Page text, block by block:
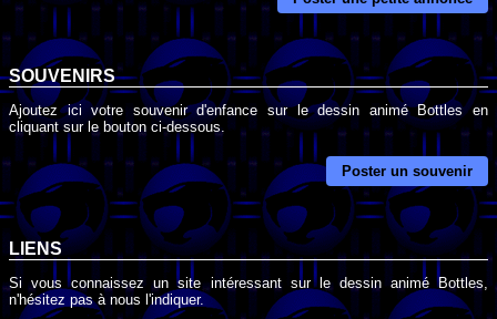
SOUVENIRS
Ajoutez ici votre souvenir d'enfance sur le dessin animé Bottles en
cliquant sur le bouton ci-dessous.
Poster un souvenir
LIENS
Si vous connaissez un site intéressant sur le dessin animé Bottles,
n'hésitez pas à nous l'indiquer.